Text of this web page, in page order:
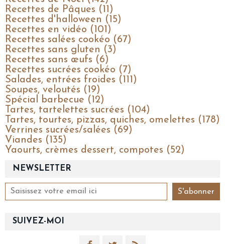
NEWSLETTER
SUIVEZ-MOI
Recettes de Pâques (11)
Recettes d'halloween (15)
Recettes en vidéo (101)
Recettes salées cookéo (67)
Recettes sans gluten (3)
Recettes sans œufs (6)
Recettes sucrées cookéo (7)
Salades, entrées froides (111)
Soupes, veloutés (19)
Spécial barbecue (12)
Tartes, tartelettes sucrées (104)
Tartes, tourtes, pizzas, quiches, omelettes (178)
Verrines sucrées/salées (69)
Viandes (135)
Yaourts, crèmes dessert, compotes (52)